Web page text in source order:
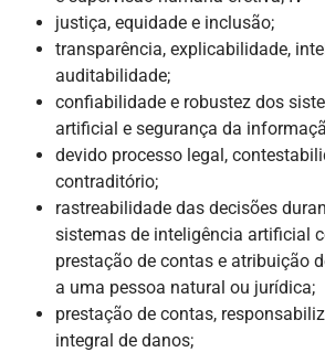
justiça, equidade e inclusão;
transparência, explicabilidade,
auditabilidade;
confiabilidade e robustez dos
artificial e segurança da
devido processo legal,
contraditório;
rastreabilidade das decisões
sistemas de inteligência artificial
prestação de contas e atribuição
a uma pessoa natural ou jurídica;
prestação de contas,
integral de danos;